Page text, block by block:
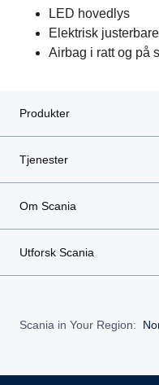
LED hovedlys
Elektrisk
Airbag i ratt og på
Produkter
Tjenester
Om Scania
Utforsk Scania
Scania in Your Region: